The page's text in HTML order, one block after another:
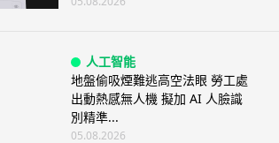
人工智能
地盤偷吸煙難逃高空法眼 勞工處
出動熱感無人機 擬加 AI 人臉識
別精準...
05.08.2026